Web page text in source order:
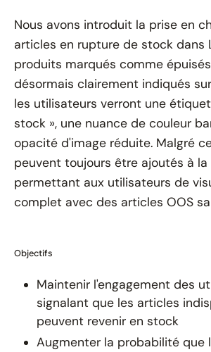
Nous avons introduit la prise en
articles en rupture de stock dans
produits marqués comme
désormais clairement indiqués
les utilisateurs verront une
stock », une nuance de couleur
opacité d'image réduite. Malgré
peuvent toujours être ajoutés à la
permettant aux utilisateurs de
complet avec des articles OOS
Objectifs
Maintenir l'engagement des
signalant que les articles
peuvent revenir en stock
Augmenter la probabilité que